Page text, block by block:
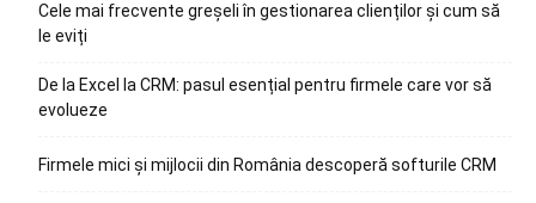
Cele mai frecvente greșeli în gestionarea clienților și cum să
le eviți
De la Excel la CRM: pasul esențial pentru firmele care vor să
evolueze
Firmele mici și mijlocii din România descoperă softurile CRM